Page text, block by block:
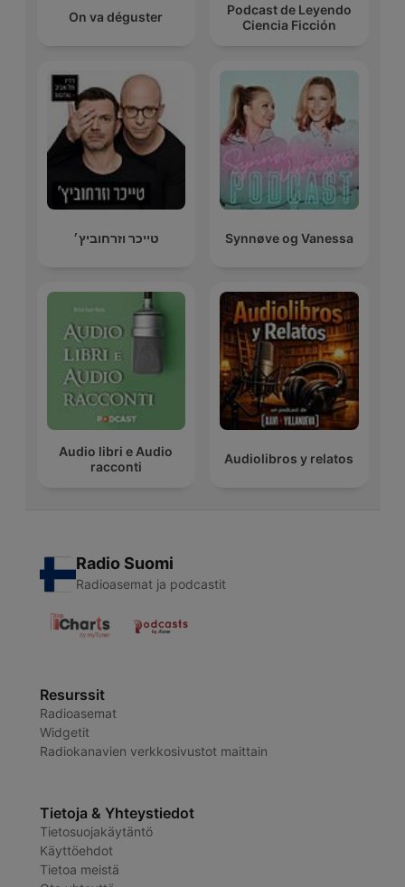
On va déguster
Podcast de Leyendo
Ciencia Ficción
טייכר וזרחוביץ׳ Synnøve og Vanessa
Audio libri e Audio
racconti
Audiolibros y relatos
Radio Suomi
Radioasemat ja podcastit
Resurssit
Radioasemat
Widgetit
Radiokanavien verkkosivustot maittain
Tietoja & Yhteystiedot
Tietosuojakäytäntö
Käyttöehdot
Tietoa meistä